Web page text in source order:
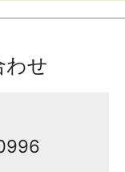
わせ